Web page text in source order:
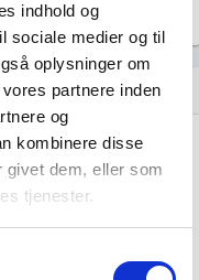
indhold og
sociale medier og til
oplysninger om
partnere inden
og
kombinere disse
givet dem, eller som
tjenester.
data.
pr. år